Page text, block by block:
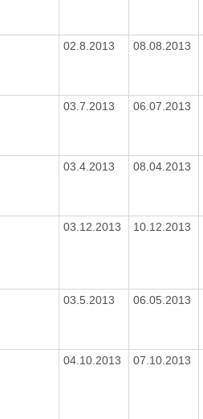
02.8.2013 08.08.2013
03.7.2013 06.07.2013
03.4.2013 08.04.2013
03.12.2013 10.12.2013
03.5.2013 06.05.2013
04.10.2013 07.10.2013